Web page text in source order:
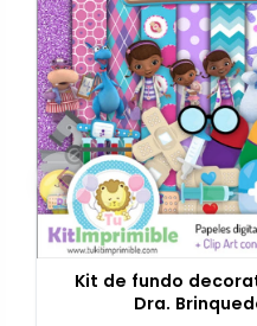
Kit de fundo
Dra.